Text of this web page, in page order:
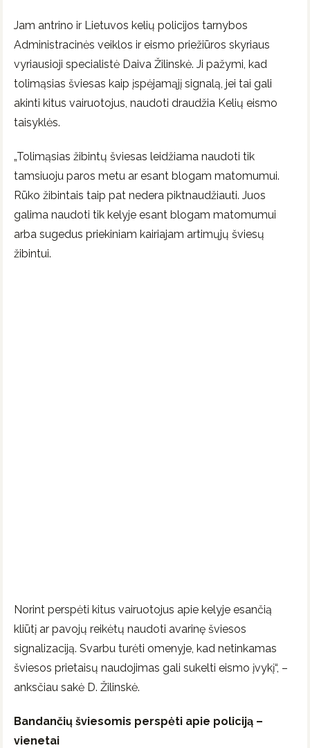
Jam antrino ir Lietuvos kelių policijos tarnybos
Administracinės veiklos ir eismo priežiūros skyriaus
vyriausioji specialistė Daiva Žilinskė. Ji pažymi, kad
tolimąsias šviesas kaip įspėjamąjį signalą, jei tai gali
akinti kitus vairuotojus, naudoti draudžia Kelių eismo
taisyklės.
„Tolimąsias žibintų šviesas leidžiama naudoti tik
tamsiuoju paros metu ar esant blogam matomumui.
Rūko žibintais taip pat nedera piktnaudžiauti. Juos
galima naudoti tik kelyje esant blogam matomumui
arba sugedus priekiniam kairiajam artimųjų šviesų
žibintui.
Norint perspėti kitus vairuotojus apie kelyje esančią
kliūtį ar pavojų reikėtų naudoti avarinę šviesos
signalizaciją. Svarbu turėti omenyje, kad netinkamas
šviesos prietaisų naudojimas gali sukelti eismo įvykį“, –
anksčiau sakė D. Žilinskė.
Bandančių šviesomis perspėti apie policiją –
vienetai